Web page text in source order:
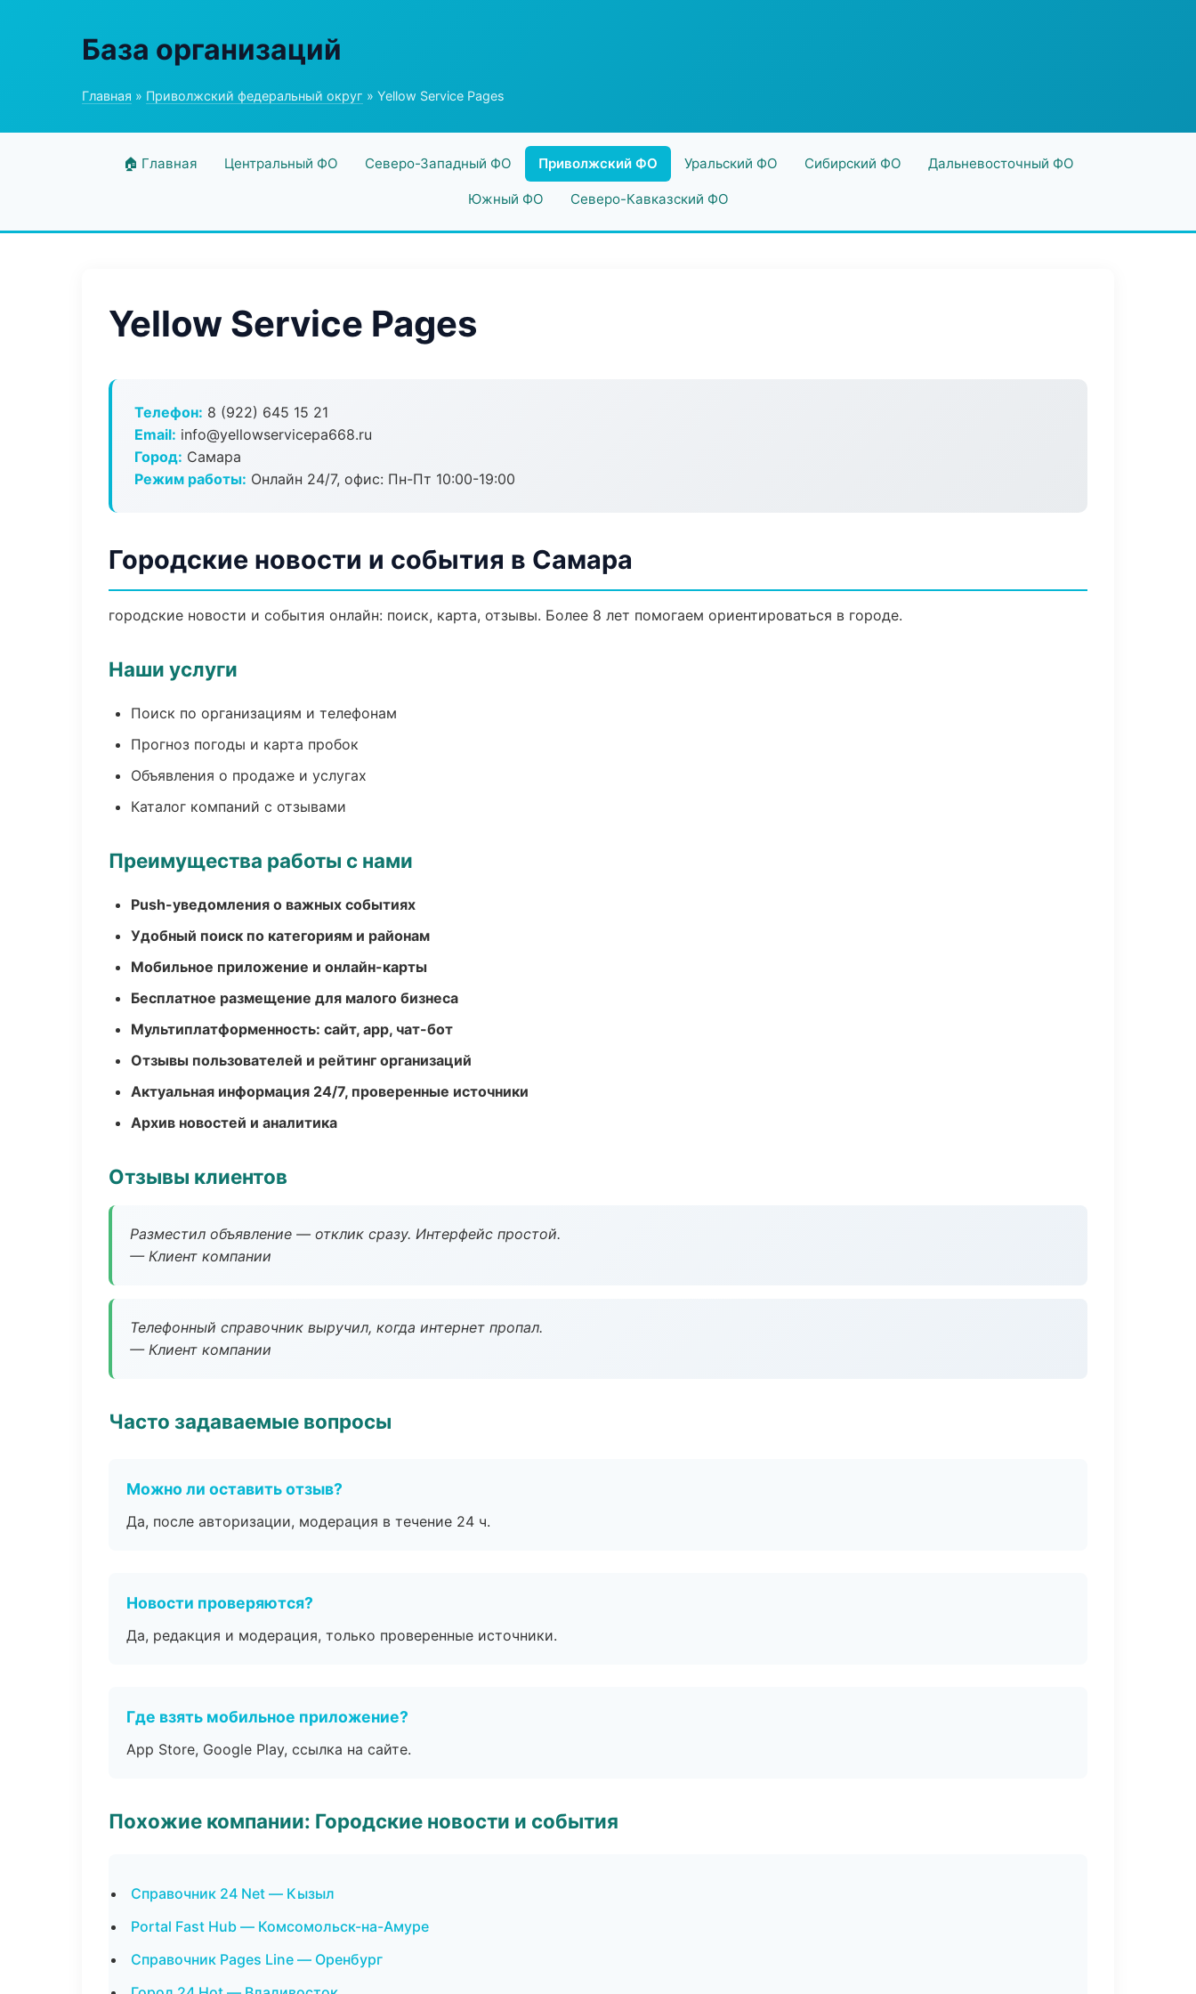
База организаций
Главная » Приволжский федеральный округ » Yellow Service Pages
🏠 Главная Центральный ФО Северо-Западный ФО Приволжский ФО Уральский ФО Сибирский ФО Дальневосточный ФО
Южный ФО Северо-Кавказский ФО
Yellow Service Pages
Телефон: 8 (922) 645 15 21
Email: info@yellowservicepa668.ru
Город: Самара
Режим работы: Онлайн 24/7, офис: Пн-Пт 10:00-19:00
Городские новости и события в Самара
городские новости и события онлайн: поиск, карта, отзывы. Более 8 лет помогаем ориентироваться в городе.
Наши услуги
Поиск по организациям и телефонам
Прогноз погоды и карта пробок
Объявления о продаже и услугах
Каталог компаний с отзывами
Преимущества работы с нами
Push-уведомления о важных событиях
Удобный поиск по категориям и районам
Мобильное приложение и онлайн-карты
Бесплатное размещение для малого бизнеса
Мультиплатформенность: сайт, app, чат-бот
Отзывы пользователей и рейтинг организаций
Актуальная информация 24/7, проверенные источники
Архив новостей и аналитика
Отзывы клиентов
Разместил объявление — отклик сразу. Интерфейс простой.
— Клиент компании
Телефонный справочник выручил, когда интернет пропал.
— Клиент компании
Часто задаваемые вопросы
Можно ли оставить отзыв?
Да, после авторизации, модерация в течение 24 ч.
Новости проверяются?
Да, редакция и модерация, только проверенные источники.
Где взять мобильное приложение?
App Store, Google Play, ссылка на сайте.
Похожие компании: Городские новости и события
Справочник 24 Net — Кызыл
Portal Fast Hub — Комсомольск-на-Амуре
Справочник Pages Line — Оренбург